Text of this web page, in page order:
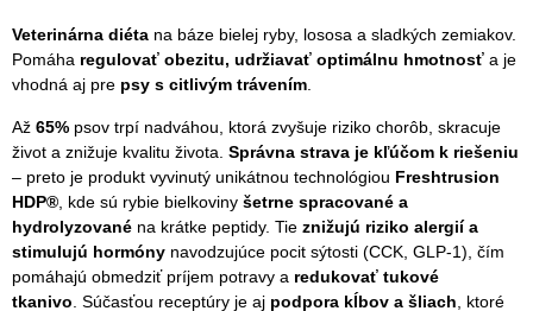
Veterinárna diéta na báze bielej ryby, lososa a sladkých zemiakov.
Pomáha regulovať obezitu, udržiavať optimálnu hmotnosť a je
vhodná aj pre psy s citlivým trávením
Až 65% psov trpí nadváhou, ktorá zvyšuje riziko chorôb, skracuje
život a znižuje kvalitu života. Správna strava je kľúčom k riešeniu
– preto je produkt vyvinutý unikátnou technológiou Freshtrusion
HDP® , kde sú rybie bielkoviny šetrne spracované a
hydrolyzované na krátke peptidy. Tie znižujú riziko alergií a
stimulujú hormóny navodzujúce pocit sýtosti (CCK, GLP-1), čím
pomáhajú obmedziť príjem potravy a redukovať tukové
tkanivo . Súčasťou receptúry je aj podpora kĺbov a šliach , ktoré